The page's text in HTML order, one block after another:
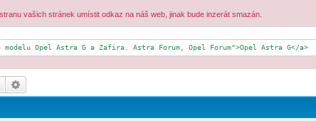
vašich stránek umístit odkaz na náš web, jinak bude inzerát smazán.
Opel Astra G a Zafira. Astra Forum, Opel Forum">Opel Astra G</a>
Hledat